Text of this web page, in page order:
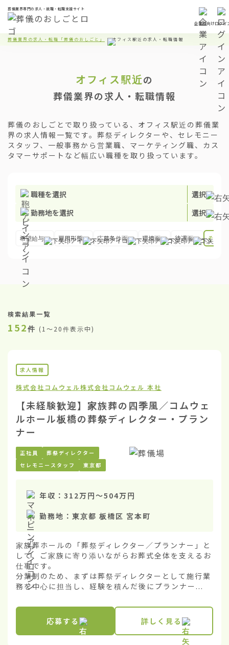
葬儀業界専門の求人・就職・転職支援サイト
企業様向けログイ
葬儀業界の求人・転職「葬儀のおしごと」 オフィス駅近の求人・転職情報
オフィス駅近の
葬儀業界の求人・転職情報
葬儀のおしごとで取り扱っている、オフィス駅近の葬儀業
界の求人情報一覧です。葬祭ディレクターや、セレモニー
スタッフ、一般事務から営業職、マーケティング職、カス
タマーサポートなど幅広い職種を取り扱っています。
職種を選択
選択
勤務地を選択
選択
希望給与 雇用形態 応募条件面 環境面 待遇面 その他
検索結果一覧
152件 (1〜20件表示中)
求人情報
株式会社コムウェル株式会社コムウェル 本社
【未経験歓迎】家族葬の四季風／コムウェ
ルホール板橋の葬祭ディレクター・プラン
ナー
正社員
葬祭ディレクター
セレモニースタッフ
東京都
年収： 312万円〜504万円
勤務地： 東京都 板橋区 宮本町
家族葬ホールの「葬祭ディレクター／プランナー」と
して、ご家族に寄り添いながらお葬式全体を支えるお
仕事です。
分業制のため、まずは葬祭ディレクターとして施行業
務を中心に担当し、経験を積んだ後にプランナー...
応募する 詳しく見る